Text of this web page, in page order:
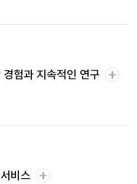
험과 지속적인 연구
비스